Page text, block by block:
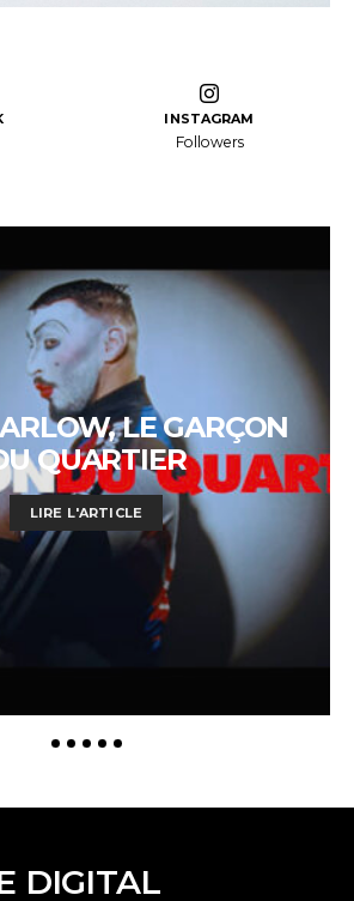
INSTAGRAM
Followers
LE GARÇON
QUARTIER
LIRE L'ARTICLE
DIGITAL